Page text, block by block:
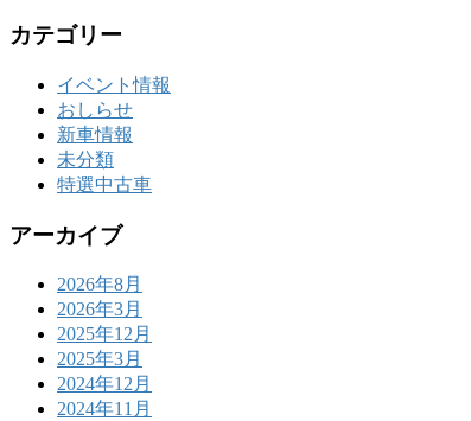
カテゴリー
イベント情報
おしらせ
新車情報
未分類
特選中古車
アーカイブ
2026年8月
2026年3月
2025年12月
2025年3月
2024年12月
2024年11月